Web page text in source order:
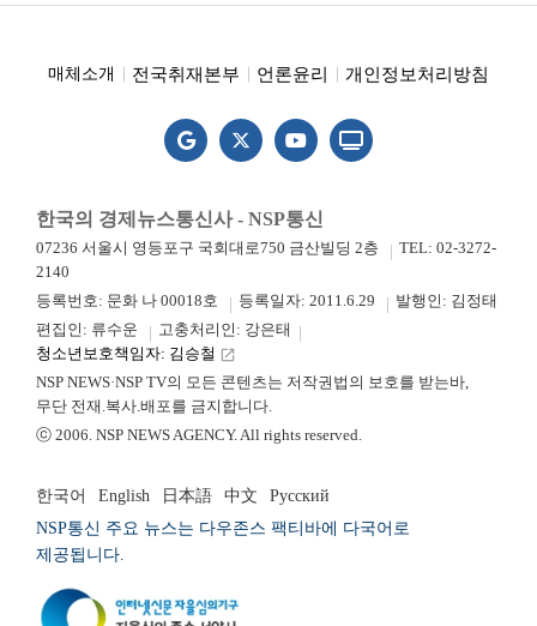
매체소개 전국취재본부 언론윤리 개인정보처리방침
한국의 경제뉴스통신사 - NSP통신
07236 서울시 영등포구 국회대로750 금산빌딩 2층
TEL: 02-3272-
2140
등록번호: 문화 나 00018호
등록일자: 2011.6.29
발행인: 김정태
편집인: 류수운
고충처리인: 강은태
청소년보호책임자: 김승철 launch
NSP NEWS·NSP TV의 모든 콘텐츠는 저작권법의 보호를 받는바,
무단 전재.복사.배포를 금지합니다.
ⓒ 2006. NSP NEWS AGENCY. All rights reserved.
한국어 English 日本語 中文
Русский
NSP통신 주요 뉴스는 다우존스 팩티바에 다국어로
제공됩니다.